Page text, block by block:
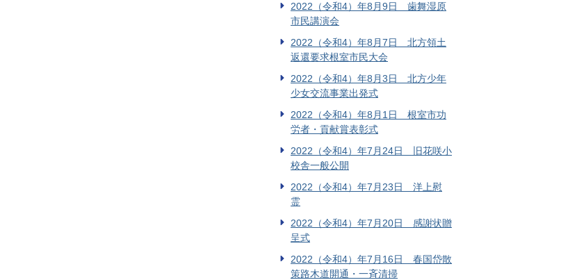
2022（令和4）年8月9日 歯舞湿原
市民講演会
2022（令和4）年8月7日 北方領土
返還要求根室市民大会
2022（令和4）年8月3日 北方少年
少女交流事業出発式
2022（令和4）年8月1日 根室市功
労者・貢献賞表彰式
2022（令和4）年7月24日 旧花咲小
校舎一般公開
2022（令和4）年7月23日 洋上慰
霊
2022（令和4）年7月20日 感謝状贈
呈式
2022（令和4）年7月16日 春国岱散
策路木道開通・一斉清掃